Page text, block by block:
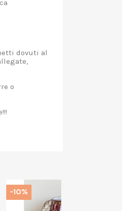
dovuti al
o